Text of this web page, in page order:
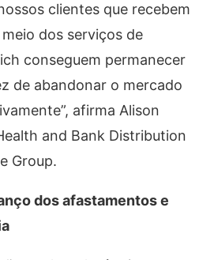
clientes que recebem
dos serviços de
conseguem permanecer
de abandonar o mercado
afirma Alison
and Bank Distribution
Group.
dos afastamentos e